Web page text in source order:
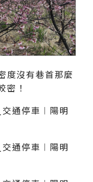
度沒有巷首那麼
密！